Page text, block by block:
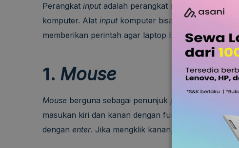
Perangkat input adalah perangkat masukan yang
komputer. Alat input komputer bisa diraba dan
memberikan perintah agar laptop bisa
1. Mouse
Mouse berguna sebagai penunjuk pointer
masukan kiri dan kanan dengan fungsi yang
dengan enter. Jika mengklik kanan, maka akan ada